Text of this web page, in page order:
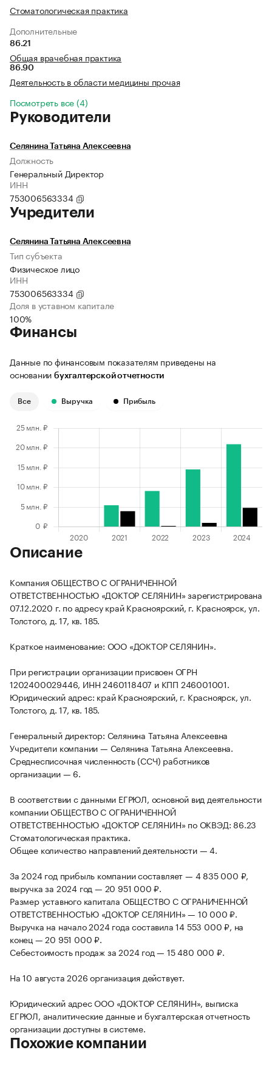
Стоматологическая практика
Дополнительные
86.21
Общая врачебная практика
86.90
Деятельность в области медицины прочая
Посмотреть все (4)
Руководители
Селянина Татьяна Алексеевна
Должность
Генеральный Директор
ИНН
753006563334
Учредители
Селянина Татьяна Алексеевна
Тип субъекта
Физическое лицо
ИНН
753006563334
Доля в уставном капитале
100%
Финансы
Данные по финансовым показателям приведены на
основании бухгалтерской отчетности
Все Выручка Прибыль
Описание
Компания ОБЩЕСТВО С ОГРАНИЧЕННОЙ
ОТВЕТСТВЕННОСТЬЮ «ДОКТОР СЕЛЯНИН» зарегистрирована
07.12.2020 г. по адресу край Красноярский, г. Красноярск, ул.
Толстого, д. 17, кв. 185.
Краткое наименование: ООО «ДОКТОР СЕЛЯНИН».
При регистрации организации присвоен ОГРН
1202400029446, ИНН 2460118407 и КПП 246001001.
Юридический адрес: край Красноярский, г. Красноярск, ул.
Толстого, д. 17, кв. 185.
Генеральный директор: Селянина Татьяна Алексеевна
Учредители компании — Селянина Татьяна Алексеевна.
Среднесписочная численность (ССЧ) работников
организации — 6.
В соответствии с данными ЕГРЮЛ, основной вид деятельности
компании ОБЩЕСТВО С ОГРАНИЧЕННОЙ
ОТВЕТСТВЕННОСТЬЮ «ДОКТОР СЕЛЯНИН» по ОКВЭД: 86.23
Стоматологическая практика.
Общее количество направлений деятельности — 4.
За 2024 год прибыль компании составляет — 4 835 000 ₽,
выручка за 2024 год — 20 951 000 ₽.
Размер уставного капитала ОБЩЕСТВО С ОГРАНИЧЕННОЙ
ОТВЕТСТВЕННОСТЬЮ «ДОКТОР СЕЛЯНИН» — 10 000 ₽.
Выручка на начало 2024 года составила 14 553 000 ₽, на
конец — 20 951 000 ₽.
Себестоимость продаж за 2024 год — 15 480 000 ₽.
На 10 августа 2026 организация действует.
Юридический адрес ООО «ДОКТОР СЕЛЯНИН», выписка
ЕГРЮЛ, аналитические данные и бухгалтерская отчетность
организации доступны в системе.
Похожие компании